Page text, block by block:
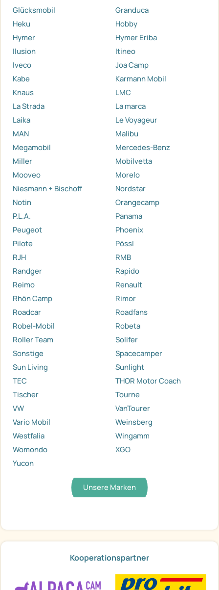
Glücksmobil
Granduca
Heku
Hobby
Hymer
Hymer Eriba
Ilusion
Itineo
Iveco
Joa Camp
Kabe
Karmann Mobil
Knaus
LMC
La Strada
La marca
Laika
Le Voyageur
MAN
Malibu
Megamobil
Mercedes-Benz
Miller
Mobilvetta
Mooveo
Morelo
Niesmann + Bischoff
Nordstar
Notin
Orangecamp
P.L.A.
Panama
Peugeot
Phoenix
Pilote
Pössl
RJH
RMB
Randger
Rapido
Reimo
Renault
Rhön Camp
Rimor
Roadcar
Roadfans
Robel-Mobil
Robeta
Roller Team
Solifer
Sonstige
Spacecamper
Sun Living
Sunlight
TEC
THOR Motor Coach
Tischer
Tourne
VW
VanTourer
Vario Mobil
Weinsberg
Westfalia
Wingamm
Womondo
XGO
Yucon
Unsere Marken
Kooperationspartner